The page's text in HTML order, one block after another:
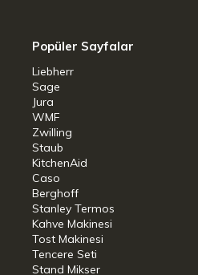
Popüler Sayfalar
Liebherr
Sage
Jura
WMF
Zwilling
Staub
KitchenAid
Caso
Berghoff
Stanley Termos
Kahve Makinesi
Tost Makinesi
Tencere Seti
Stand Mikser